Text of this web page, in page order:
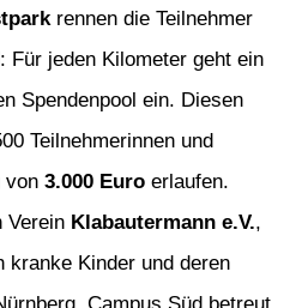
rennen die Teilnehmer
Für jeden Kilometer geht ein
Spendenpool ein. Diesen
Teilnehmerinnen und
von 3.000 Euro erlaufen.
Verein Klabautermann e.V.,
kranke Kinder und deren